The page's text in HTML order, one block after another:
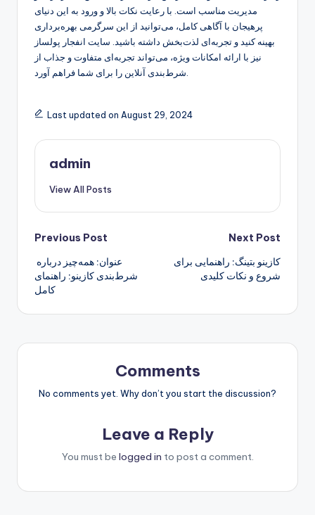
مدیریت مناسب است. با رعایت نکات بالا و ورود به این دنیای
پرهیجان با آگاهی کامل، می‌توانید از این سرگرمی بهره‌برداری
بهینه کنید و تجربه‌ای لذت‌بخش داشته باشید. سایت انفجار پولساز
نیز با ارائه امکانات ویژه، می‌تواند تجربه‌ای متفاوت و جذاب از
Last updated on August 29, 2024
admin
View All Posts
Post
navigation
Previous Post
شرط‌بندی کازینو: راهنمای
کامل
Next Post
کازینو بتینگ: راهنمایی برای
شروع و نکات کلیدی
Comments
No comments yet. Why don’t you start the discussion?
Leave a Reply
You must be logged in to post a comment.